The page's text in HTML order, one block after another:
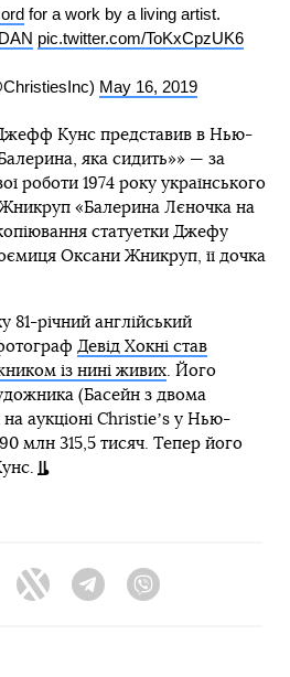
for a work by a living artist.
pic.twitter.com/ToKxCpzUK6
May 16, 2019
Джефф Кунс представив в Нью-
яка сидить»» — за
роботи 1974 року українського
«Балерина Лєночка на
статуетки Джефу
Оксани Жникруп, її дочка
81-річний англійський
Девід Хокні став
із нині живих. Його
(Басейн з двома
аукціоні Christieʼs у Нью-
млн 315,5 тисяч. Тепер його
Twitter Telegram